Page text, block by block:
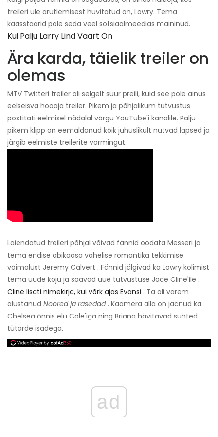
treileri üle arutlemisest huvitatud on, Lowry. Tema
kaasstaarid pole seda veel sotsiaalmeedias maininud.
Kui Palju Larry Lind Väärt On
Ära karda, täielik treiler on
olemas
MTV Twitteri treiler oli selgelt suur preili, kuid see pole ainus
eelseisva hooaja treiler. Pikem ja põhjalikum tutvustus
postitati eelmisel nädalal võrgu YouTube'i kanalile. Palju
pikem klipp on eemaldanud kõik juhuslikult nutvad lapsed ja
järgib eelmiste treilerite vormingut.
Laiendatud treileri põhjal võivad fännid oodata Messeri ja
tema endise abikaasa vahelise romantika tekkimise
võimalust Jeremy Calvert . Fännid jälgivad ka Lowry kolimist
tema uude koju ja saavad uue tutvustuse Jade Cline'ile .
Cline lisati nimekirja, kui võrk ajas Evansi . Ta oli varem
alustanud Noored ja rasedad. Kaamera alla on jäänud ka
Chelsea õnnis elu Cole'iga ning Briana hävitavad suhted
tütarde isadega.
ad